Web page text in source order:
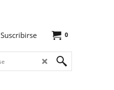
0
Suscribirse